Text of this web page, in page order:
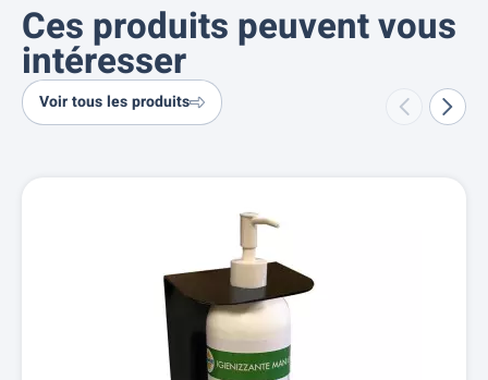
Ces produits peuvent vous
intéresser
Voir tous les produits